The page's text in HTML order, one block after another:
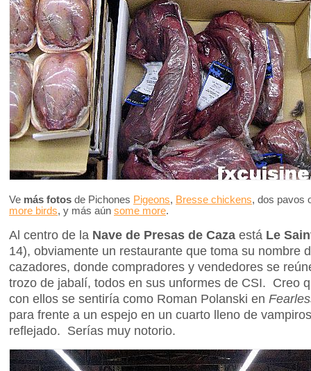
Ve más fotos de Pichones Pigeons, Bresse chickens, dos pavos
more birds, y más aún some more.
Al centro de la Nave de Presas de Caza está Le
14), obviamente un restaurante que toma su nombre
cazadores, donde compradores y vendedores se
trozo de jabalí, todos en sus unformes de CSI. Creo
con ellos se sentiría como Roman Polanski en
para frente a un espejo en un cuarto lleno de
reflejado. Serías muy notorio.